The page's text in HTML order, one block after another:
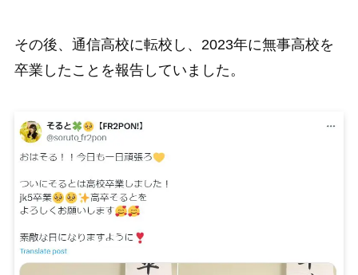
その後、通信高校に転校し、2023年に無事高校を
卒業したことを報告していました。